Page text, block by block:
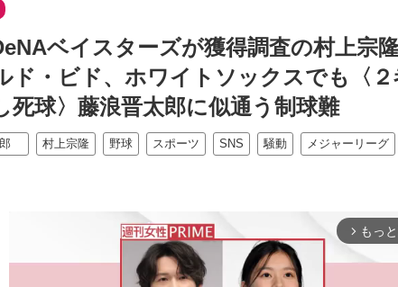
ベイスターズが獲得調査の村上宗
ド・ビド、ホワイトソックスでも〈
死球〉藤浪晋太郎に似通う制球難
郎 村上宗隆 野球 スポーツ SNS 騒動 メジャーリーグ
arrow_forward_ios もっ